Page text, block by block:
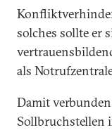
solches sollte er
als
Damit
Sollbruchstellen